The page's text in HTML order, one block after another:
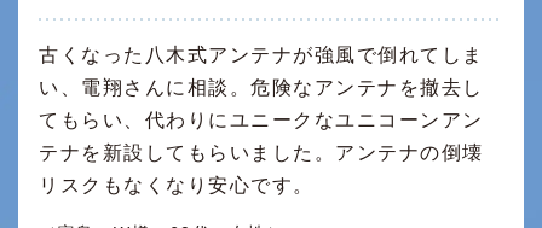
古くなった八木式アンテナが強風で倒れてしま
い、電翔さんに相談。危険なアンテナを撤去し
てもらい、代わりにユニークなユニコーンアン
テナを新設してもらいました。アンテナの倒壊
リスクもなくなり安心です。